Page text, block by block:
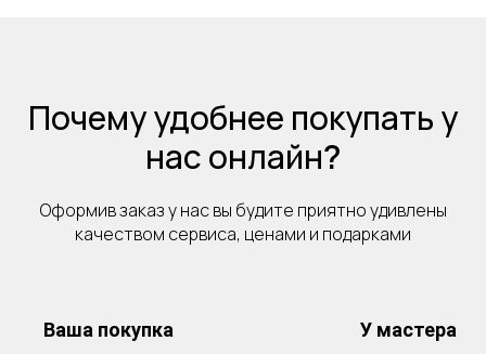
Почему удобнее покупать у
нас онлайн?
Оформив заказ у нас вы будите приятно удивлены
качеством сервиса, ценами и подарками
Ваша покупка У мастера